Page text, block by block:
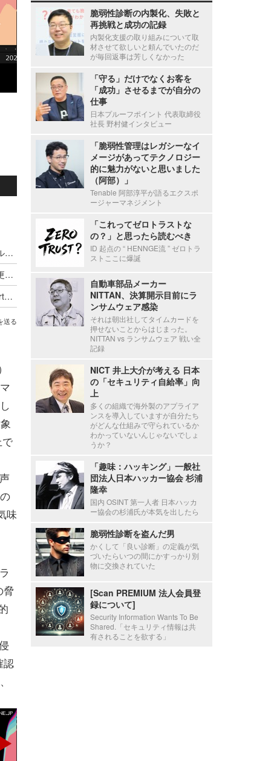
お客を「成功」させるのが自分の仕事 ～ 日本プルーフポイント 代表取締役社長 野村健インタビュー
Proofpoint Blog 第58回 次世代DMARCとは？ 変更点とその重要性を解説
プルーフポイントが OpenAI Daybreak Cyber Partner Program に参画
送る
味
脅
認
脆弱性診断の内製化、失敗と
再挑戦と成功の記録
内製化支援の取り組みについて取
材させて欲しいと頼んでいたのだ
が毎回返事は芳しくなかった
「守る」だけでなくお客を
「成功」させるまでが自分の
仕事
日本プルーフポイント 代表取締役
社長 野村健インタビュー
「脆弱性管理はレガシーなイ
メージがあってテクノロジー
的に魅力がないと思いました
（阿部）」
Tenable 阿部淳平が語るエクスポ
ージャーマネジメント
「これってゼロトラストな
の？」と思ったら読むべき
ID 起点の “ HENNGE流 ” ゼロトラ
ストここに爆誕
自動車部品メーカー
NITTAN、決算開示目前にラ
ンサムウェア感染
それは朝出社してタイムカードを
押せないことからはじまった。
NITTAN vs ランサムウェア 戦い全
記録
NICT 井上大介が考える 日本
の「セキュリティ自給率」向
上
多くの組織で海外製のアプライア
ンスを導入していますが自分たち
がどんな仕組みで守られているか
わかっていないんじゃないでしょ
うか？
「趣味：ハッキング」一般社
団法人日本ハッカー協会 杉浦
隆幸
国内 OSINT 第一人者 日本ハッカ
ー協会の杉浦氏が本気を出したら
脆弱性診断を盗んだ男
かくして「良い診断」の定義が気
づいたらいつの間にかすっかり別
物に交換されていた
[Scan PREMIUM 法人会員登
録について]
Security Information Wants To Be
Shared.「セキュリティ情報は共
有されることを欲する」